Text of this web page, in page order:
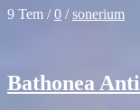
9 Tem / 0 / sonerium
Bathonea